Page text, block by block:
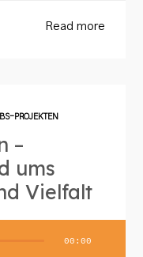
Read more
PROJEKTEN
–
ums
Vielfalt
00:00